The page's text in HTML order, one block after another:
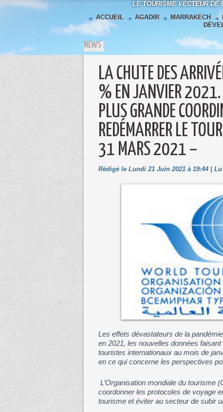
LE TOURISME VECTEUR DE
ACCUEIL
AGADIR MARRAKECH
NEWS :
LA CHUTE DES
% EN JANVIER 2021.
PLUS GRANDE
REDÉMARRER LE
31 MARS 2021 –
Rédigé le Lundi 21 Juin 2021 à 19:44 |
Les effets dévastateurs de la
en 2021, les nouvelles données
touristes internationaux au mois de
en ce qui concerne les perspectives
L’Organisation mondiale du tourisme
coordonner les protocoles de voyage
tourisme et éviter au secteur de subir